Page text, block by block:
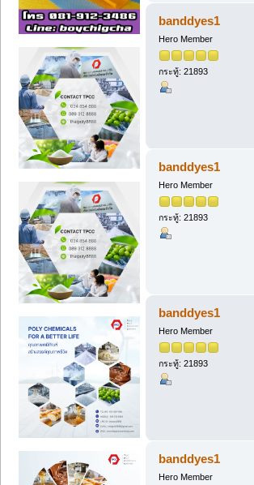
banddyes1
Hero Member
กระทู้: 21893
banddyes1
Hero Member
กระทู้: 21893
banddyes1
Hero Member
กระทู้: 21893
banddyes1
Hero Member